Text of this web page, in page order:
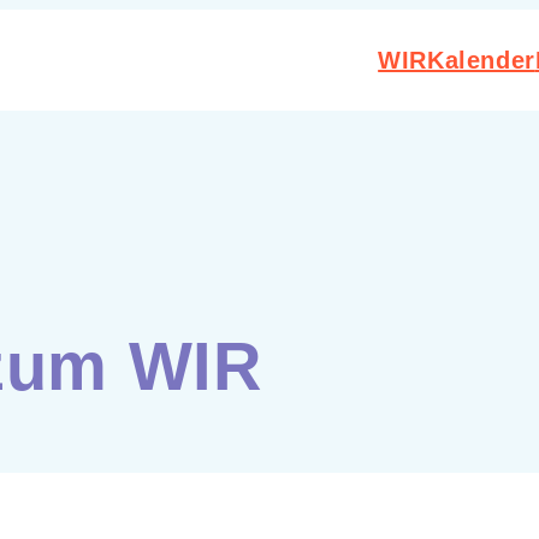
WIRKalender
WIR